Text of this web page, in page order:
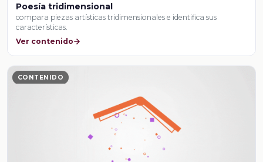
Poesía tridimensional
compara piezas artísticas tridimensionales e identifica sus
características.
Ver contenido
CONTENIDO